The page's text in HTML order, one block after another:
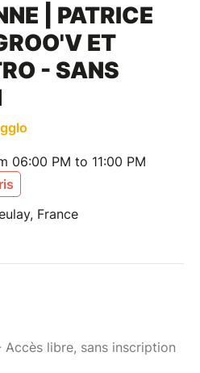
| PATRICE
ET
- SANS
06:00 PM to 11:00 PM
France
Accès libre, sans inscription